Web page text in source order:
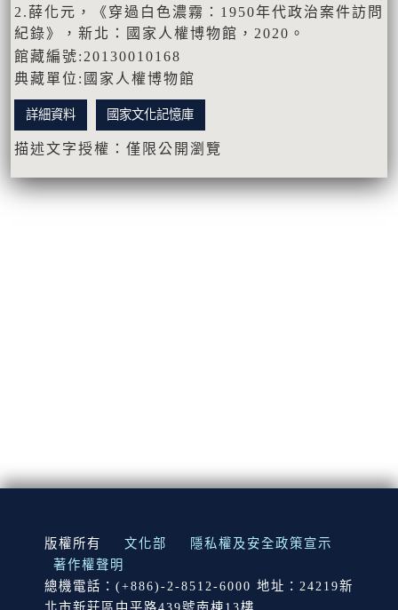
2.薛化元，《穿過白色濃霧：1950年代政治案件訪問
紀錄》，新北：國家人權博物館，2020。
館藏編號:20130010168
典藏單位:國家人權博物館
詳細資料 國家文化記憶庫
描述文字授權：僅限公開瀏覽
:::
版權所有 文化部
隱私權及安全政策宣示
著作權聲明
總機電話：(+886)-2-8512-6000 地址：24219新